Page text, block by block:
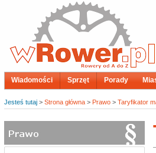
Wiadomości Sprzęt Porady
Jesteś tutaj > Strona główna > Prawo > Taryfikator